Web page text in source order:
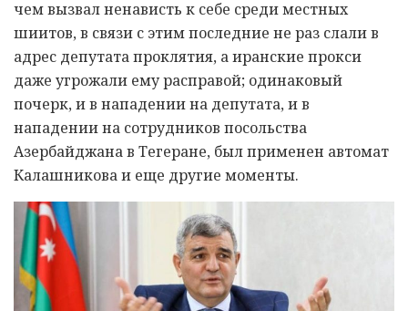
чем вызвал ненависть к себе среди местных
шиитов, в связи с этим последние не раз слали в
адрес депутата проклятия, а иранские прокси
даже угрожали ему расправой; одинаковый
почерк, и в нападении на депутата, и в
нападении на сотрудников посольства
Азербайджана в Тегеране, был применен автомат
Калашникова и еще другие моменты.